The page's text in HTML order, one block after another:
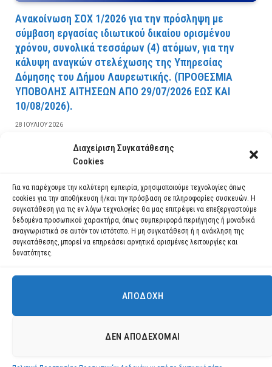
Διαχείριση Συγκατάθεσης
Cookies
Για να παρέχουμε την καλύτερη εμπειρία, χρησιμοποιούμε τεχνολογίες όπως
cookies για την αποθήκευση ή/και την πρόσβαση σε πληροφορίες συσκευών. Η
συγκατάθεση για τις εν λόγω τεχνολογίες θα μας επιτρέψει να επεξεργαστούμε
δεδομένα προσωπικού χαρακτήρα, όπως συμπεριφορά περιήγησης ή μοναδικά
αναγνωριστικά σε αυτόν τον ιστότοπο. Η μη συγκατάθεση ή η ανάκληση της
συγκατάθεσης, μπορεί να επηρεάσει αρνητικά ορισμένες λειτουργίες και
δυνατότητες.
ΑΠΟΔΟΧΉ
ΔΕΝ ΑΠΟΔΈΧΟΜΑΙ
Ανακοίνωση ΣΟΧ 1/2026 για την πρόσληψη με
σύμβαση εργασίας ιδιωτικού δικαίου ορισμένου
χρόνου, συνολικά τεσσάρων (4) ατόμων, για την
κάλυψη αναγκών στελέχωσης της Υπηρεσίας
Δόμησης του Δήμου Λαυρεωτικής. (ΠPOΘEΣMIA
YΠOBOΛHΣ AITHΣEΩN AΠO 29/07/2026 EΩΣ KAI
10/08/2026).
28 ΙΟΥΛΊΟΥ 2026
ΔΙΑΒΆΣΤΕ ΠΕΡΙΣΣΌΤΕΡΑ
Χρησιμοποιούμε cookies για να σας προσφέρουμε τη βέλτιστη εμπειρία
πλοήγησης στον ιστότοπό μας.
ρυθμίσεις